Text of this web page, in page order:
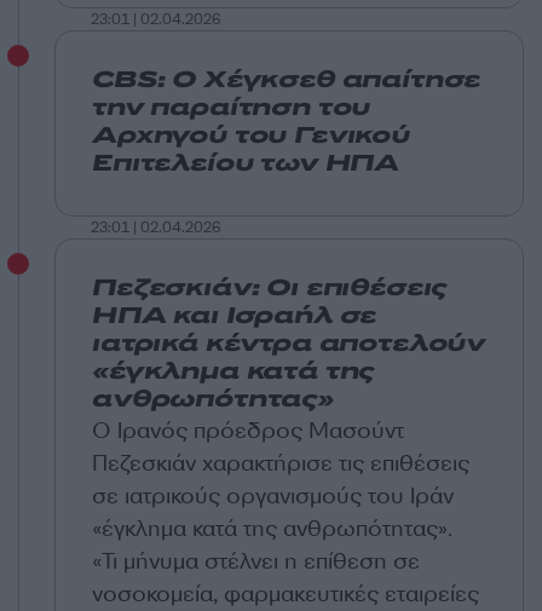
23:01 | 02.04.2026
CBS: Ο Χέγκσεθ απαίτησε
την παραίτηση του
Αρχηγού του Γενικού
Επιτελείου των ΗΠΑ
23:01 | 02.04.2026
Πεζεσκιάν: Οι επιθέσεις
ΗΠΑ και Ισραήλ σε
ιατρικά κέντρα αποτελούν
«έγκλημα κατά της
ανθρωπότητας»
Ο Ιρανός πρόεδρος Μασούντ
Πεζεσκιάν χαρακτήρισε τις επιθέσεις
σε ιατρικούς οργανισμούς του Ιράν
«έγκλημα κατά της ανθρωπότητας».
«Τι μήνυμα στέλνει η επίθεση σε
νοσοκομεία, φαρμακευτικές εταιρείες